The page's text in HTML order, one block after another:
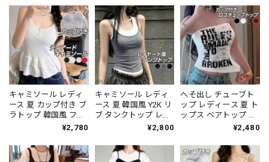
ナー ブラトップ 重ね
着 トップス 大人可愛
い フェミニン フレン
チガーリー デート お
出かけ [LS-CGT133]
え キャミソール イン
ナー サブカル ギャル
ストリート ダンス 衣
装 [LS-CGT128]
フ 取り外し可能 スク
エアネック ショート
丈 細見え きれいめ フ
ェミニン 通勤 [LS-
CGT125]
キャミソール レディ
ース 夏 カップ付き ブ
ラトップ 韓国風 フレ
ンチガーリー ドット
ム フリル 細見え 体型
カバー フロントボタ
¥2,780
キャミソール レディ
ース 夏 韓国風 Y2K リ
ブ タンクトップ レイ
ヤード風 バイカラー
クストラップ 細見え
着やせ インナー スト
¥2,800
へそ出し チューブト
ップ レディース 夏 ト
ップス ベアトップ カ
ップ付き 韓国 ストリ
ンス 衣装 ビスチェ ギ
ャル 地雷系 インナー
¥2,480